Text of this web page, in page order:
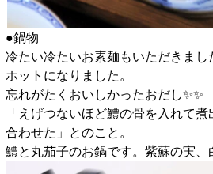
●鍋物
冷たい冷たいお素麺もいただきまし
ホットになりました。
忘れがたくおいしかったおだし✨️✨️
「えげつないほど鱧の骨を入れて
合わせた」とのこと。
鱧と丸茄子のお鍋です。紫蘇の実、